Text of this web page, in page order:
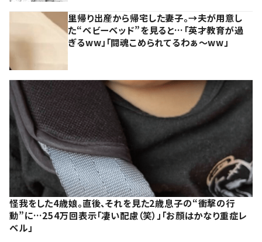
里帰り出産から帰宅した妻子。→夫が用意し
た“ベビーベッド”を見ると…「英才教育が過
ぎるww」「闘魂こめられてるわぁ～ww」
怪我をした4歳娘。直後、それを見た2歳息子の“衝撃の行
動”に…254万回表示「凄い配慮（笑）」「お顔はかなり重症レ
ベル」